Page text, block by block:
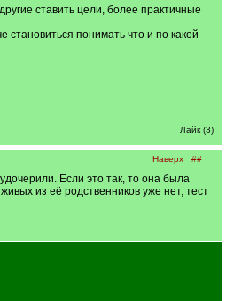
ставить цели, более практичные
становиться понимать что и по какой
Лайк (3)
Наверх ##
Если это так, то она была
из её родственников уже нет, тест